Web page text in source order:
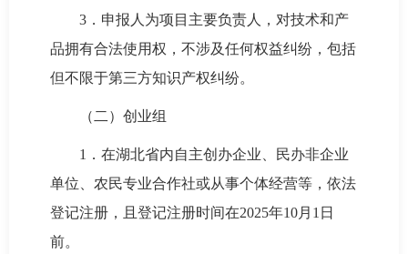
3．申报人为项目主要负责人，对技术和产
品拥有合法使用权，不涉及任何权益纠纷，包括
但不限于第三方知识产权纠纷。
（二）创业组
1．在湖北省内自主创办企业、民办非企业
单位、农民专业合作社或从事个体经营等，依法
登记注册，且登记注册时间在2025年10月1日
前。